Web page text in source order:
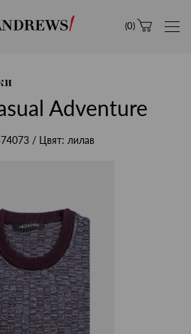
Andrews (0)
Adventure
/ Цвят: лилав